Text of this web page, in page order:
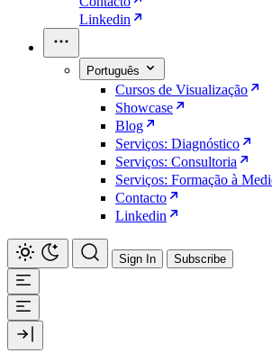
Linkedin
Português
Cursos de Visualização
Showcase
Blog
Serviços: Diagnóstico
Serviços: Consultoria
Serviços: Formação à
Contacto
Linkedin
Sign In Subscribe